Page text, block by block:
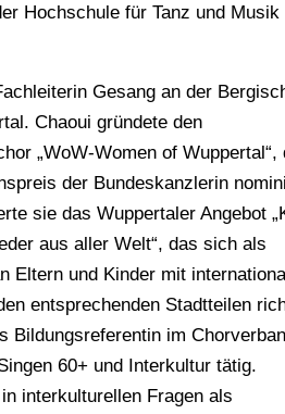
Hochschule für Tanz und Musik
Gesang an der
Chaoui gründete den
„WoW-Women of Wuppertal“,
der Bundeskanzlerin
sie das Wuppertaler Angebot
aus aller Welt“, das sich als
Eltern und Kinder mit
entsprechenden Stadtteilen
Bildungsreferentin im
60+ und Interkultur tätig.
interkulturellen Fragen als